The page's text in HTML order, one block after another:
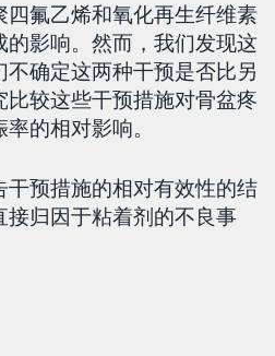
氟乙烯和氧化再生纤维素
影响。然而，我们发现这
确定这两种干预是否比另
较这些干预措施对骨盆疼
的相对影响。
预措施的相对有效性的结
归因于粘着剂的不良事